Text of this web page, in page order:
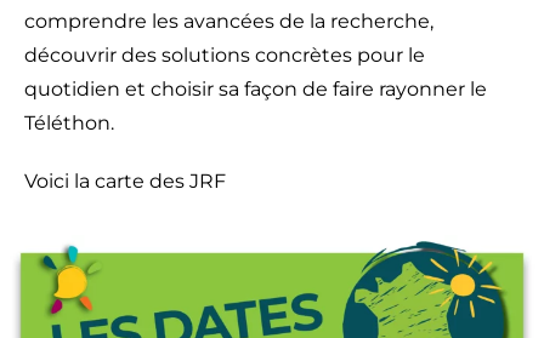
comprendre les avancées de la recherche,
découvrir des solutions concrètes pour le
quotidien et choisir sa façon de faire rayonner le
Téléthon.
Voici la carte des JRF